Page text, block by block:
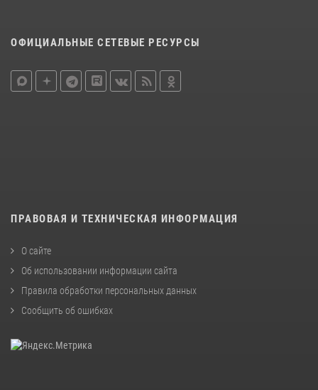
ОФИЦИАЛЬНЫЕ СЕТЕВЫЕ РЕСУРСЫ
ПРАВОВАЯ И ТЕХНИЧЕСКАЯ ИНФОРМАЦИЯ
О сайте
Об использовании информации сайта
Правила обработки персональных данных
Сообщить об ошибках